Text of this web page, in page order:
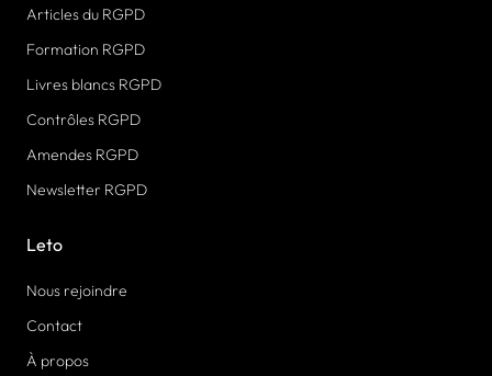
Articles du RGPD
Formation RGPD
Livres blancs RGPD
Contrôles RGPD
Amendes RGPD
Newsletter RGPD
Leto
Nous rejoindre
Contact
À propos